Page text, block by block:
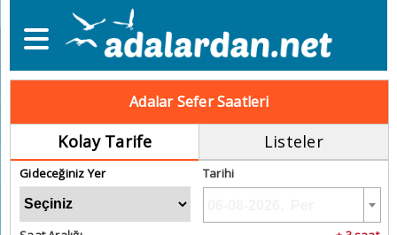
Adalar Sefer Saatleri
Kolay Tarife Listeler
Gideceğiniz Yer Tarihi